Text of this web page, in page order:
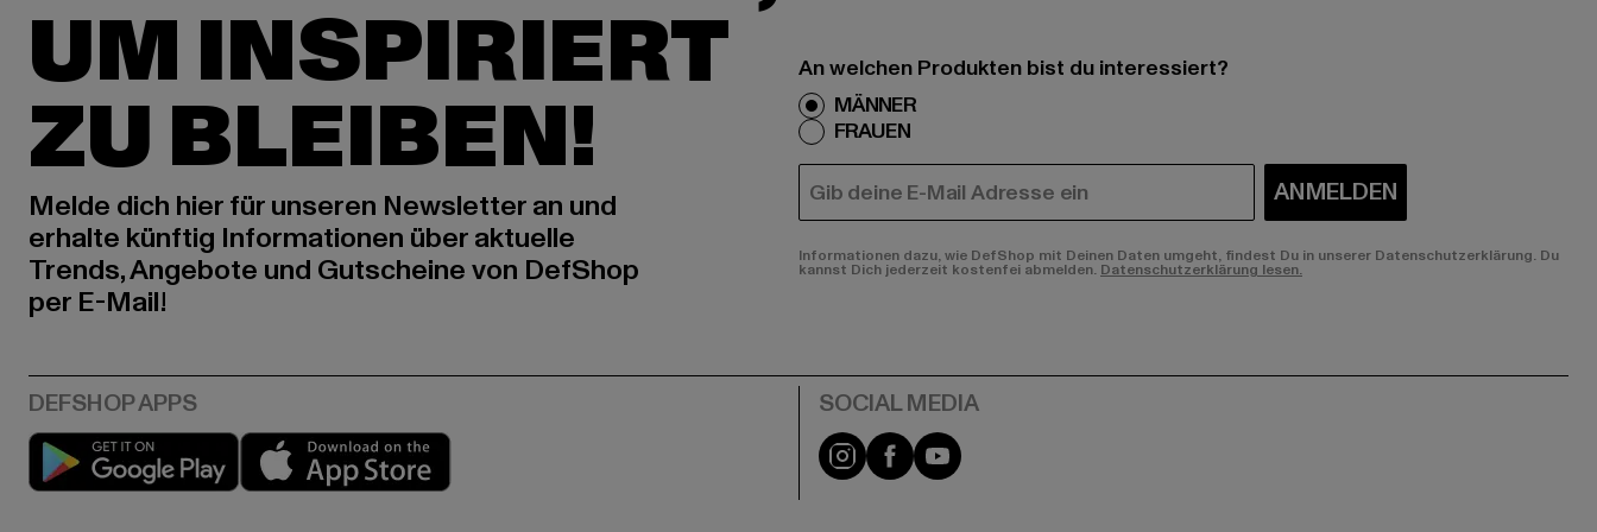
UM INSPIRIERT
ZU BLEIBEN!
Melde dich hier für unseren Newsletter an und
erhalte künftig Informationen über aktuelle
Trends, Angebote und Gutscheine von DefShop
per E-Mail!
An welchen Produkten bist du interessiert?
MÄNNER
FRAUEN
E-MAIL ANMELDEN
Informationen dazu, wie DefShop mit Deinen Daten umgeht, findest Du in unserer Datenschutzerklärung. Du
kannst Dich jederzeit kostenfei abmelden. Datenschutzerklärung lesen.
Play market Instagram
FacebookYouTube